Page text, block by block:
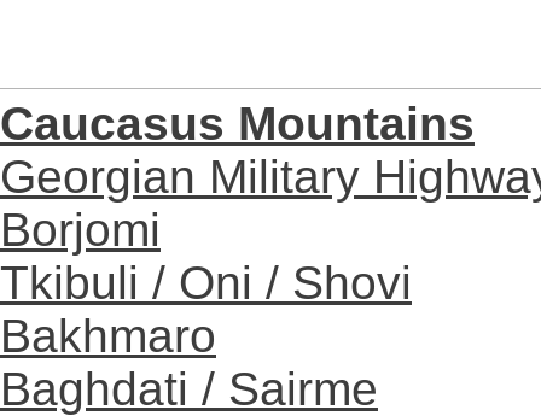
Caucasus Mountains
Georgian Military
Borjomi
Tkibuli / Oni / Shovi
Bakhmaro
Baghdati / Sairme